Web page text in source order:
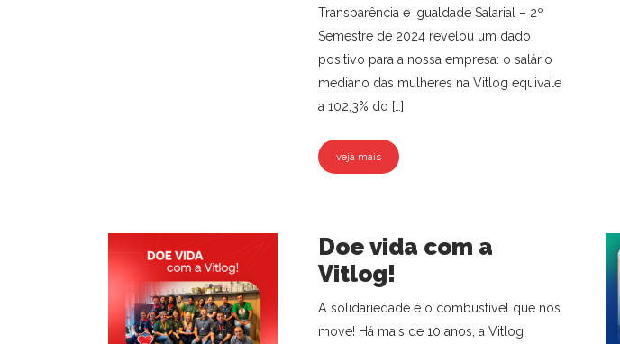
Transparência e Igualdade Salarial – 2º
Semestre de 2024 revelou um dado
positivo para a nossa empresa: o salário
mediano das mulheres na Vitlog equivale
a 102,3% do […]
veja mais
Doe vida com a
Vitlog!
A solidariedade é o combustível que nos
move! Há mais de 10 anos, a Vitlog